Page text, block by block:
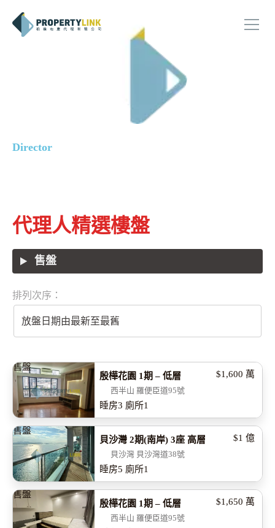
Director
售盤
代理人精選樓盤
排列次序：
放盤日期由最新至最舊
售盤
殷樺花園 1期 – 低層
$1,600 萬
西半山 羅便臣道95號
睡房3 廁所1
售盤
貝沙灣 2期(南岸) 3座 高層
$1 億
貝沙灣 貝沙灣道38號
睡房5 廁所1
售盤
殷樺花園 1期 – 低層
$1,650 萬
西半山 羅便臣道95號